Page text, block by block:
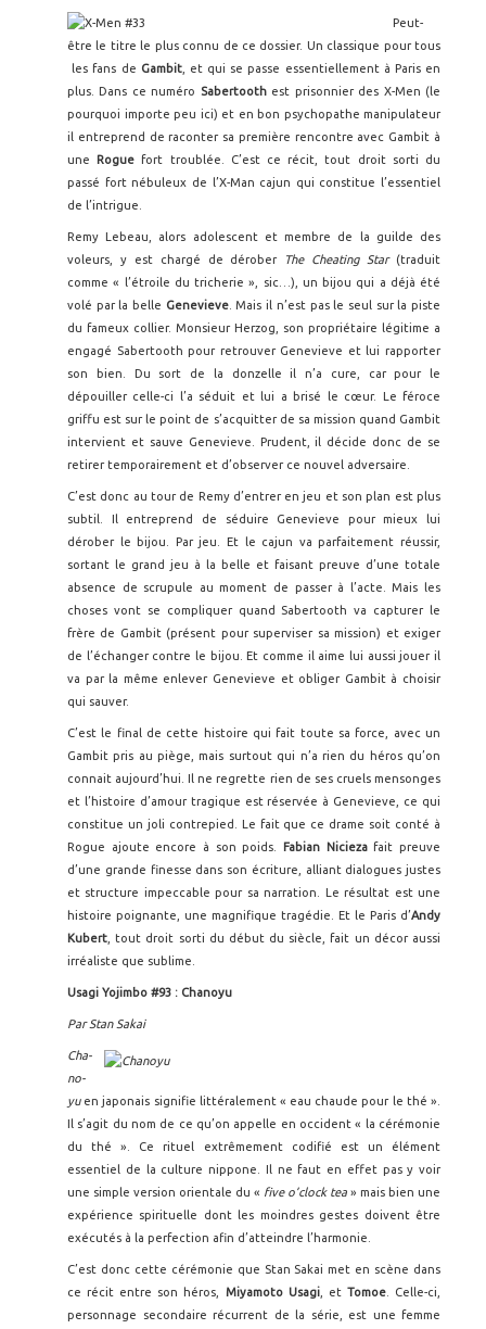
Peut-
être le titre le plus connu de ce dossier. Un classique pour tous
les fans de Gambit, et qui se passe essentiellement à Paris en
plus. Dans ce numéro Sabertoothest prisonnier des X-Men (le
pourquoi importe peu ici) et en bon psychopathe manipulateur
il entreprend de raconter sa première rencontre avec Gambit à
une Rogue fort troublée. C’est ce récit, tout droit sorti du
passé fort nébuleux de l’X-Man cajun qui constitue l’essentiel
de l’intrigue.
Remy Lebeau, alors adolescent et membre de la guilde des
voleurs, y est chargé de dérober
The Cheating Star(traduit
comme « l’étroile du tricherie », sic…), un bijou qui a déjà été
volé par la belle Genevieve. Mais il n’est pas le seul sur la piste
du fameux collier. Monsieur Herzog, son propriétaire légitime a
engagé Sabertooth pour retrouver Genevieve et lui rapporter
son bien. Du sort de la donzelle il n’a cure, car pour le
dépouiller celle-ci l’a séduit et lui a brisé le cœur. Le féroce
griffu est sur le point de s’acquitter de sa mission quand Gambit
intervient et sauve Genevieve. Prudent, il décide donc de se
retirer temporairement et d’observer ce nouvel adversaire.
C’est donc au tour de Remy d’entrer en jeu et son plan est plus
subtil. Il entreprend de séduire Genevieve pour mieux lui
dérober le bijou. Par jeu. Et le cajun va parfaitement réussir,
sortant le grand jeu à la belle et faisant preuve d’une totale
absence de scrupule au moment de passer à l’acte. Mais les
choses vont se compliquer quand Sabertooth va capturer le
frère de Gambit (présent pour superviser sa mission) et exiger
de l’échanger contre le bijou. Et comme il aime lui aussi jouer il
va par la même enlever Genevieve et obliger Gambit à choisir
qui sauver.
C’est le final de cette histoire qui fait toute sa force, avec un
Gambit pris au piège, mais surtout qui n’a rien du héros qu’on
connait aujourd’hui. Il ne regrette rien de ses cruels mensonges
et l’histoire d’amour tragique est réservée à Genevieve, ce qui
constitue un joli contrepied. Le fait que ce drame soit conté à
Rogue ajoute encore à son poids. Fabian Niciezafait preuve
d’une grande finesse dans son écriture, alliant dialogues justes
et structure impeccable pour sa narration. Le résultat est une
histoire poignante, une magnifique tragédie. Et le Paris d’Andy
Kubert , tout droit sorti du début du siècle, fait un décor aussi
irréaliste que sublime.
Usagi Yojimbo #93 : Chanoyu
Par Stan Sakai
Cha-
no-
yuen japonais signifie littéralement « eau chaude pour le thé ».
Il s’agit du nom de ce qu’on appelle en occident « la cérémonie
du thé ». Ce rituel extrêmement codifié est un élément
essentiel de la culture nippone. Il ne faut en effet pas y voir
une simple version orientale du « five o’clock tea » mais bien une
expérience spirituelle dont les moindres gestes doivent être
exécutés à la perfection afin d’atteindre l’harmonie.
C’est donc cette cérémonie que Stan Sakai met en scène dans
ce récit entre son héros, Miyamoto Usagi, et Tomoe. Celle-ci,
personnage secondaire récurrent de la série, est une femme